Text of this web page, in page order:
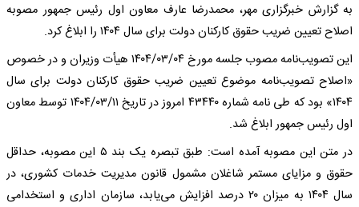
به گزارش خبرگزاری مهر، محمدرضا عارف معاون اول رئیس جمهور مصوبه
اصلاح تعیین ضریب حقوق کارکنان دولت برای سال ۱۴۰۴ را ابلاغ کرد.
این تصویب‌نامه مصوب جلسه مورخ ۱۴۰۴/۰۳/۰۴ هیأت وزیران و در خصوص
«اصلاح تصویب‌نامه موضوع تعیین ضریب حقوق کارکنان دولت برای سال
۱۴۰۴» بود که طی نامه شماره ۴۳۴۴۰ امروز در تاریخ ۱۴۰۴/۰۳/۱۱ توسط معاون
اول رئیس جمهور ابلاغ شد.
در متن این مصوبه آمده است: طبق تبصره یک بند ۵ این مصوبه، حداقل
حقوق و مزایای مستمر شاغلان مشمول قانون مدیریت خدمات کشوری، در
سال ۱۴۰۴ به میزان ۲۰ درصد افزایش می‌یابد، سازمان اداری و استخدامی